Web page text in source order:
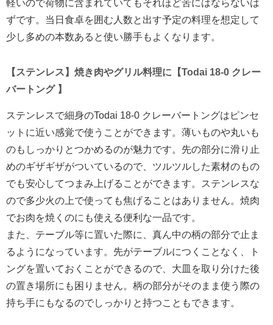
軽いので荷物に含まれていてもそれほど苦にはならないは
ずです。当日食卓を囲む人数と出す予定の料理を想定して
少し多めの本数あると使い勝手もよくなります。
【ステンレス】焼き肉やグリル料理に【Todai 18-0 クレー
バートング 】
ステンレスで細身のTodai 18-0 クレーバートングはピンセ
ットに近い感覚で使うことができます。薄いものや丸いも
のもしっかりとつかめるのが魅力です。先の部分に滑り止
めのギザギザがついているので、ツルツルした素材のもの
でも安心してつまみ上げることができます。ステンレスな
ので多少火の上で使っても焦げることはありません。焼肉
でお肉を焼くのにも使える便利な一品です。
また、テーブル等に置いた際に、真ん中の柄の部分で止ま
るようになっています。先がテーブルにつくことなく、ト
ングを置いておくことができるので、大皿を取り分けた後
の置き場所にも困りません。柄の部分がそのまま使う際の
持ち手にもなるのでしっかりと持つこともできます。